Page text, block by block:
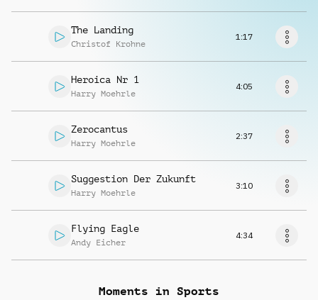
The Landing
Christof Krohne
1:17
Heroica Nr 1
Harry Moehrle
4:05
Zerocantus
Harry Moehrle
2:37
Suggestion Der Zukunft
Harry Moehrle
3:10
Flying Eagle
Andy Eicher
4:34
Moments in Sports